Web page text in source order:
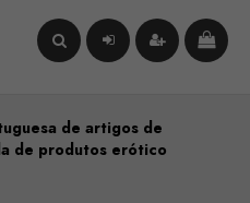
de artigos de
de produtos erótico